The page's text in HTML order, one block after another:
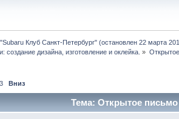
Клуб Санкт-Петербург" (остановлен 22 марта
создание дизайна, изготовление и оклейка. »
3 Вниз
Тема: Открытое